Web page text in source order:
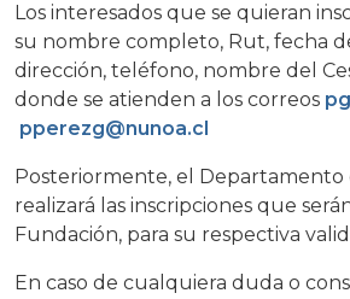
Los interesados que se quieran
su nombre completo, Rut, fecha
dirección, teléfono, nombre del
donde se atienden a los correos
pperezg@nunoa.cl
Posteriormente, el
realizará las inscripciones que
Fundación, para su respectiva
En caso de cualquiera duda o